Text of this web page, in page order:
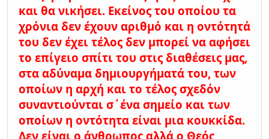
και θα νικήσει. Εκείνος του οποίου τα
χρόνια δεν έχουν αριθμό και η οντότητά
του δεν έχει τέλος δεν μπορεί να αφήσει
το επίγειο σπίτι του στις διαθέσεις μας,
στα αδύναμα δημιουργήματά του, των
οποίων η αρχή και το τέλος σχεδόν
συναντιούνται σ΄ένα σημείο και των
οποίων η οντότητα είναι μια κουκκίδα.
Δεν είναι ο άνθρωπος αλλά ο Θεός